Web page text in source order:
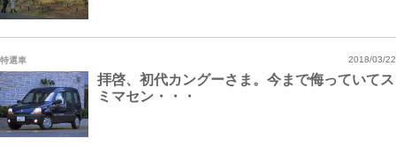
特選車
拝啓、初代カングーさま。今まで侮っていてス
ミマセン・・・
2018/03/22